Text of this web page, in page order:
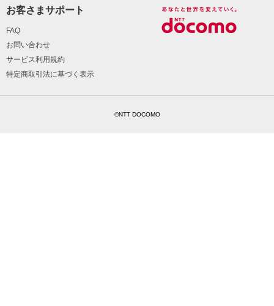
お客さまサポート
FAQ
お問い合わせ
サービス利用規約
特定商取引法に基づく表示
©NTT DOCOMO